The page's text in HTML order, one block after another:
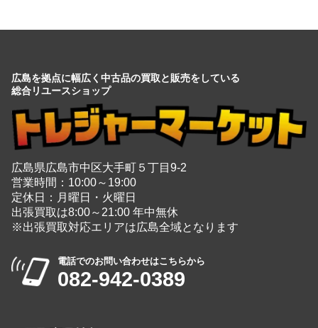
広島を拠点に幅広く中古品の買取と販売をしている
総合リユースショップ
広島県広島市中区大手町５丁目9-2
営業時間：10:00～19:00
定休日：月曜日・火曜日
出張買取は8:00～21:00 年中無休
※出張買取対応エリアは広島全域となります
電話でのお問い合わせはこちらから
082-942-0389